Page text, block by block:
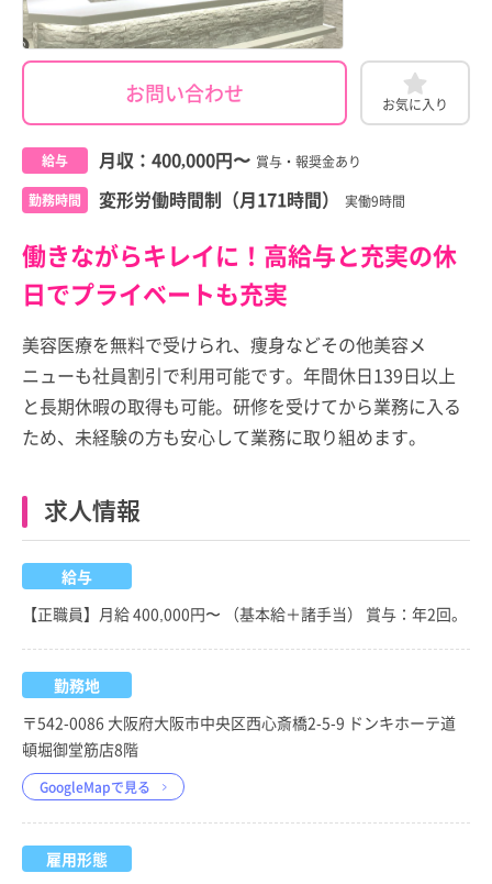
お問い合わせ お気に入り
給与 月収： 400,000円〜 賞与・報奨金あり
勤務時間 変形労働時間制（月171時間） 実働9時間
働きながらキレイに！高給与と充実の休
日でプライベートも充実
美容医療を無料で受けられ、痩身などその他美容メ
ニューも社員割引で利用可能です。年間休日139日以上
と長期休暇の取得も可能。研修を受けてから業務に入る
ため、未経験の方も安心して業務に取り組めます。
求人情報
給与
【正職員】月給 400,000円〜 （基本給＋諸手当） 賞与：年2回。
勤務地
〒542-0086 大阪府大阪市中央区西心斎橋2-5-9 ドンキホーテ道
頓堀御堂筋店8階
GoogleMapで見る
雇用形態